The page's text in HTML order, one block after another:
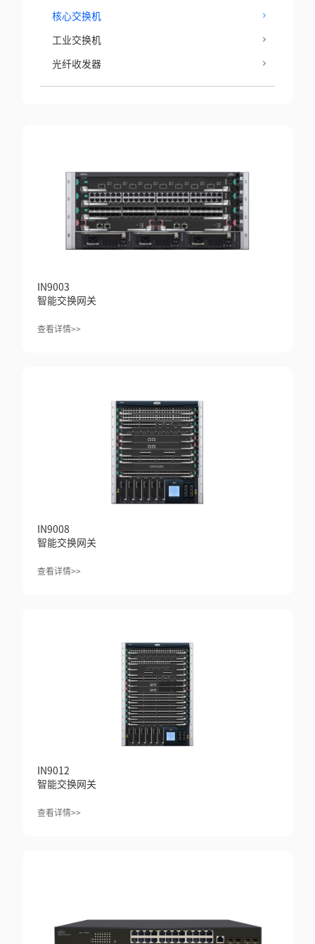
核心交换机
工业交换机
光纤收发器
IN9003
智能交换网关
查看详情>>
IN9008
智能交换网关
查看详情>>
IN9012
智能交换网关
查看详情>>